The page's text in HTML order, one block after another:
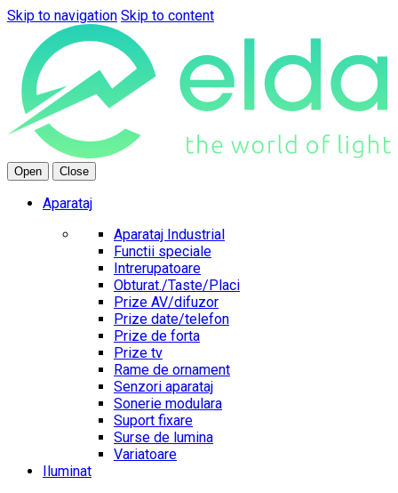
Skip to navigation Skip to content
Open Close
Aparataj
Aparataj Industrial
Functii speciale
Intrerupatoare
Obturat./Taste/Placi
Prize AV/difuzor
Prize date/telefon
Prize de forta
Prize tv
Rame de ornament
Senzori aparataj
Sonerie modulara
Suport fixare
Surse de lumina
Variatoare
Iluminat